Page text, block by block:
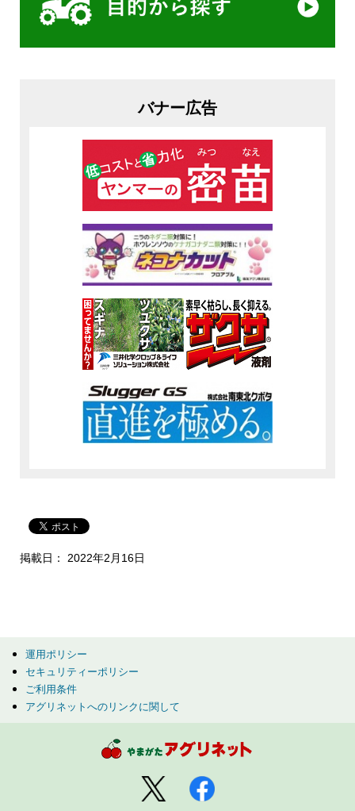
バナー広告
掲載日： 2022年2月16日
運用ポリシー
セキュリティーポリシー
ご利用条件
アグリネットへのリンクに関して